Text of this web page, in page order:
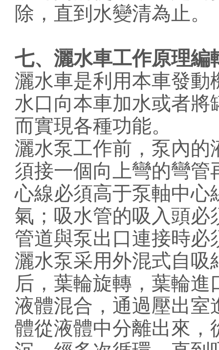
除，直到水變清為止。
七、灑水車工作原理編
灑水車是利用本車發動
水口向本車加水或者將
而實現各種功能。
灑水泵工作前，泵內的
須接一個向上彎的彎
心線必須高于泵軸中心
氣；吸水管的吸入頭
管道與泵出口連接時必
灑水泵采用外混式自吸
后，葉輪旋轉，葉輪
液體混合，通過壓出室
體從液體中分離出來，